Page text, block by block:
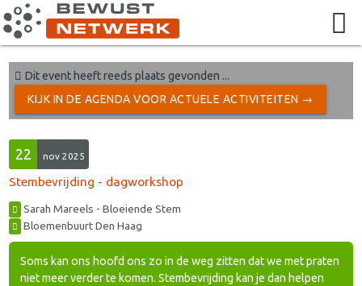
Dit event heeft reeds plaats gevonden ...
KIJK IN DE AGENDA VOOR ACTUELE ACTIVITEITEN →
22 nov 2025
Stembevrijding - dagworkshop
Sarah Mareels - Bloeiende Stem
Bloemenbuurt Den Haag
Soms kan ons hoofd ons zo in de weg zitten dat we met praten
niet meer verder te komen. Stembevrijding kan je dan helpen